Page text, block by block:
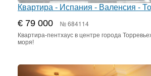
Квартира - Испания - Валенсия -
€ 79 000 № 684114
Квартира-пентхаус в центре города
моря!